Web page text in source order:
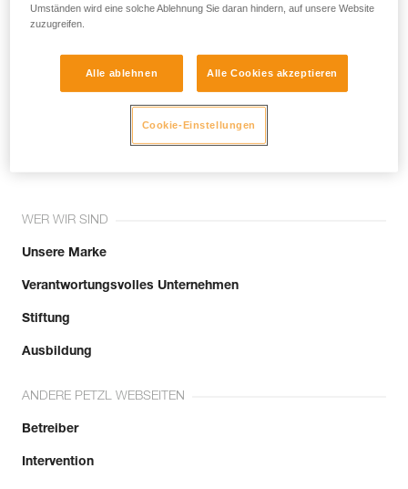
beschrieben werden.
Tritt der Community bei!
WER WIR SIND
Unsere Marke
Verantwortungsvolles Unternehmen
Stiftung
Ausbildung
ANDERE PETZL WEBSEITEN
Betreiber
Intervention
Umständen wird eine solche Ablehnung Sie daran hindern, auf unsere Website
zuzugreifen.
Alle ablehnen Alle Cookies akzeptieren
Cookie-Einstellungen